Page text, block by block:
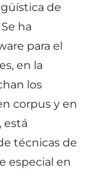
de
ha
para el
en la
los
corpus y en
está
técnicas de
especial en